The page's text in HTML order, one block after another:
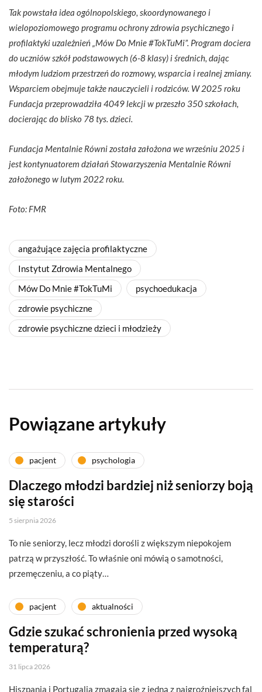
Tak powstała idea ogólnopolskiego, skoordynowanego i
wielopoziomowego programu ochrony zdrowia psychicznego i
profilaktyki uzależnień „Mów Do Mnie #TokTuMi”. Program dociera
do uczniów szkół podstawowych (6-8 klasy) i średnich, dając
młodym ludziom przestrzeń do rozmowy, wsparcia i realnej zmiany.
Wsparciem obejmuje także nauczycieli i rodziców. W 2025 roku
Fundacja przeprowadziła 4049 lekcji w przeszło 350 szkołach,
docierając do blisko 78 tys. dzieci.
Fundacja Mentalnie Równi została założona we wrześniu 2025 i
jest kontynuatorem działań Stowarzyszenia Mentalnie Równi
założonego w lutym 2022 roku.
Foto: FMR
angażujące zajęcia profilaktyczne
Instytut Zdrowia Mentalnego
Mów Do Mnie #TokTuMi
psychoedukacja
zdrowie psychiczne
zdrowie psychiczne dzieci i młodzieży
Powiązane artykuły
pacjent psychologia
Dlaczego młodzi bardziej niż seniorzy boją
się starości
5 sierpnia 2026
To nie seniorzy, lecz młodzi dorośli z większym niepokojem
patrzą w przyszłość. To właśnie oni mówią o samotności,
przemęczeniu, a co piąty…
pacjent aktualności
Gdzie szukać schronienia przed wysoką
temperaturą?
31 lipca 2026
Hiszpania i Portugalia zmagają się z jedną z najgroźniejszych fal